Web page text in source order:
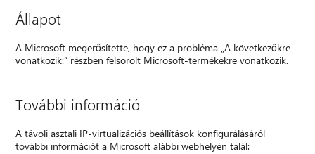
Állapot
A Microsoft megerősítette, hogy ez a probléma „A következőkre
vonatkozik:” részben felsorolt Microsoft-termékekre vonatkozik.
További információ
A távoli asztali IP-virtualizációs beállítások konfigurálásáról
további információt a Microsoft alábbi webhelyén talál: